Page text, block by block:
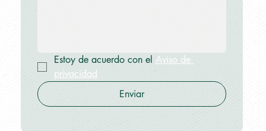
Estoy de acuerdo con el Aviso de
privacidad
Enviar